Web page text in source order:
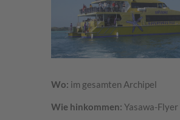
Wo: im gesamten Archipel
Wie hinkommen: Yasawa-Flyer